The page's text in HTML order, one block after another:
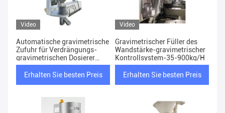
Video
Automatische gravimetrische
Zufuhr für Verdrängungs-
gravimetrischen Dosierer
DC24V
Erhalten Sie besten Preis
Video
Gravimetrischer Füller des
Wandstärke-gravimetrischer
Kontrollsystem-35-900kg/H
Erhalten Sie besten Preis